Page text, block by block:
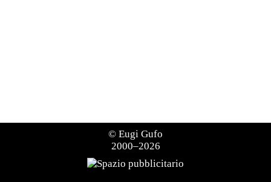
© Eugi Gufo
2000–2026